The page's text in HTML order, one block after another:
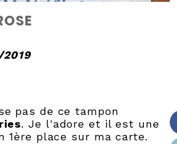
pas de ce tampon
. Je l'adore et il est une
1ère place sur ma carte.